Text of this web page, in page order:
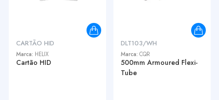
CARTÃO HID
Marca: HELIX
Cartão HID
DLT103/WH
Marca: CQR
500mm Armoured Flexi-
Tube